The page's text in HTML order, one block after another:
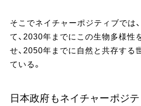
そこでネイチャーポジティブでは
て、2030年までにこの生物多様性
せ、2050年までに自然と共存する
ている。
日本政府もネイチャーポジ